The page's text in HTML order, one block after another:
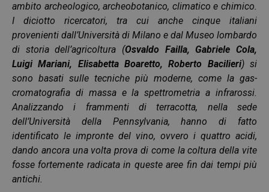
ambito archeologico, archeobotanico, climatico e chimico.
I diciotto ricercatori, tra cui anche cinque italiani
provenienti dall’Università di Milano e dal Museo lombardo
di storia dell’agricoltura (Osvaldo Failla, Gabriele Cola,
Luigi Mariani, Elisabetta Boaretto, Roberto Bacilieri) si
sono basati sulle tecniche più moderne, come la gas-
cromatografia di massa e la spettrometria a infrarossi.
Analizzando i frammenti di terracotta, nella sede
dell’Università della Pennsylvania, hanno di fatto
identificato le impronte del vino, ovvero i quattro acidi,
dando ancora una volta prova di come la coltura della vite
fosse fortemente radicata in queste aree fin dai tempi più
antichi.